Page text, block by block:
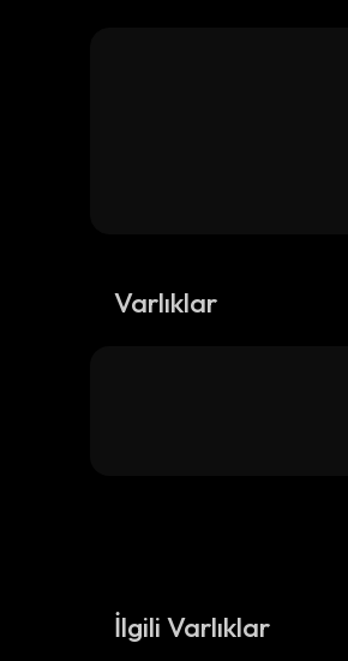
Varlıklar
İlgili Varlıklar